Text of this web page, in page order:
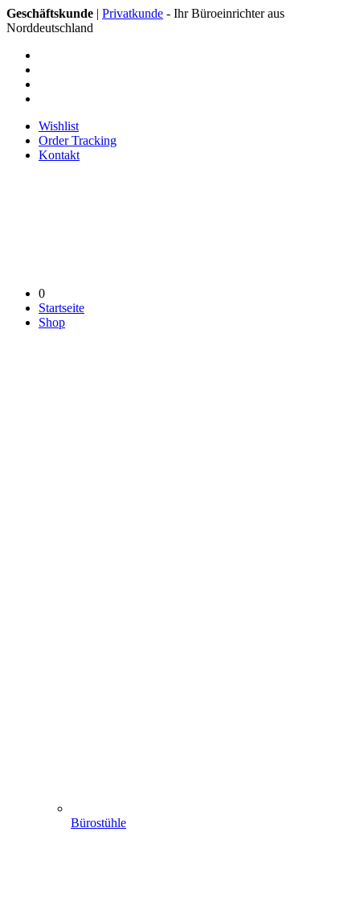
Geschäftskunde | Privatkunde - Ihr Büroeinrichter aus
Norddeutschland
Wishlist
Order Tracking
Kontakt
0
Startseite
Shop
Bürostühle